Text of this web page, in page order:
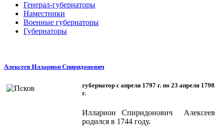
Генерал-губернаторы
Наместники
Военные губернаторы
Губернаторы
Алексеев Илларион Спиридонович
губернатор с апреля 1797 г. по 23 апреля 1798
г.
Илларион Спиридонович Алексеев
родился в 1744 году.